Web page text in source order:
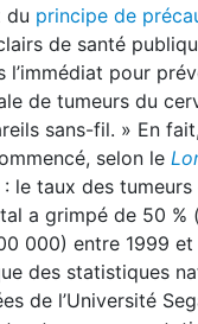
du principe de
de santé
l’immédiat pour
de tumeurs du
sans-fil. » En
selon le
le taux des
a grimpé de 50 %
000) entre 1999
des statistiques
de l’Université